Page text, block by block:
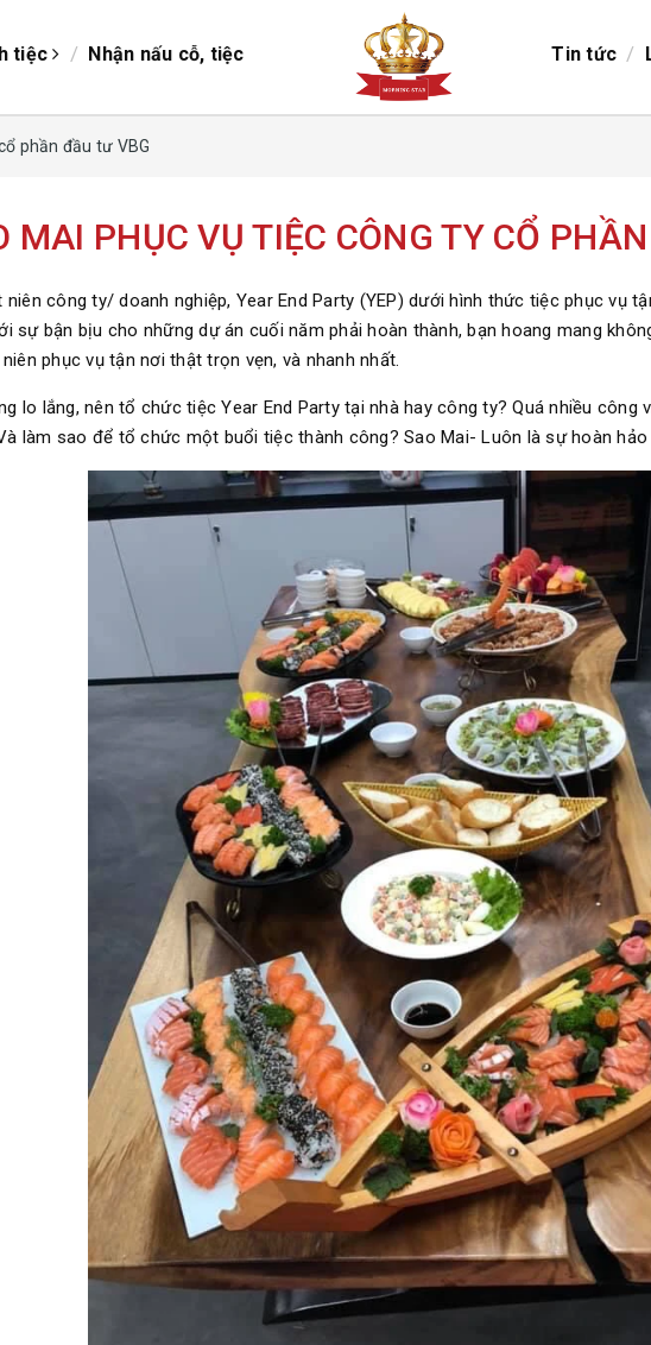
tiệc / Nhận nấu cỗ, tiệc Tin tức /
phần đầu tư VBG
MAI PHỤC VỤ TIỆC CÔNG TY CỔ
niên công ty/ doanh nghiệp, Year End Party (YEP) dưới hình thức tiệc phục vụ
sự bận bịu cho những dự án cuối năm phải hoàn thành, bạn hoang mang
phục vụ tận nơi thật trọn vẹn, và nhanh nhất.
lo lắng, nên tổ chức tiệc Year End Party tại nhà hay công ty? Quá nhiều
làm sao để tổ chức một buổi tiệc thành công? Sao Mai- Luôn là sự hoàn